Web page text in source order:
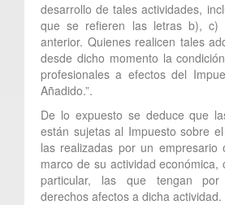
desarrollo de tales actividades,
que se refieren las letras b), c)
anterior. Quienes realicen tales
desde dicho momento la
profesionales a efectos del
Añadido.”.
De lo expuesto se deduce que
están sujetas al Impuesto sobre
las realizadas por un empresario
marco de su actividad económica,
particular, las que tengan
derechos afectos a dicha actividad.